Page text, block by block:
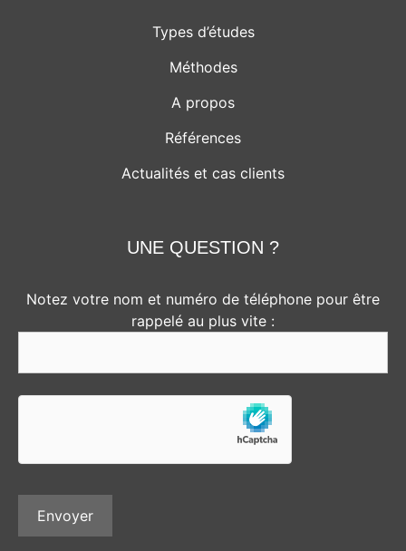
Types d’études
Méthodes
A propos
Références
Actualités et cas clients
UNE QUESTION ?
Notez votre nom et numéro de téléphone pour être
rappelé au plus vite :